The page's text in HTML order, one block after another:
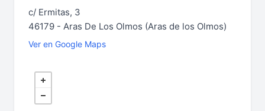
c/ Ermitas, 3
46179 - Aras De Los Olmos (Aras de los Olmos)
Ver en Google Maps